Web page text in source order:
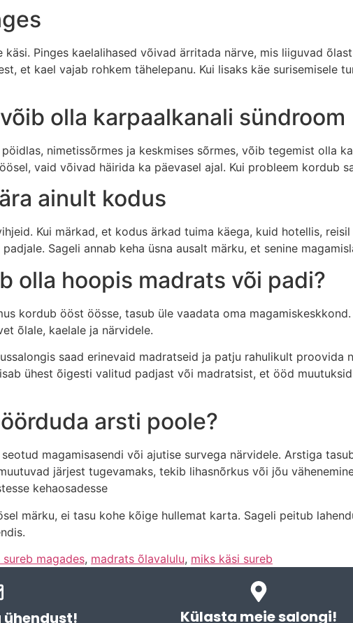
käsi. Pinges kaelalihased võivad ärritada närve, mis liiguvad
et kael vajab rohkem tähelepanu. Kui lisaks käe surisemisele
olla karpaalkanali sündroom
nimetissõrmes ja keskmises sõrmes, võib tegemist olla
vaid võivad häirida ka päevasel ajal. Kui probleem kordub
ainult kodus
Kui märkad, et kodus ärkad tuima käega, kuid hotellis,
Sageli annab keha üsna ausalt märku, et senine
olla hoopis madrats või padi?
kordub ööst öösse, tasub üle vaadata oma
õlale, kaelale ja närvidele.
saad erinevaid madratseid ja patju rahulikult proovida
ühest õigesti valitud padjast või madratsist, et ööd
arsti poole?
magamisasendi või ajutise survega närvidele. Arstiga
järjest tugevamaks, tekib lihasnõrkus või jõu
kehaosadesse
märku, ei tasu kohe kõige hullemat karta. Sageli peitub
sureb magades, madrats õlavalulu, miks käsi sureb
Külasta meie salongi!